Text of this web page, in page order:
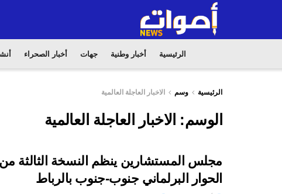
الرئيسية أخبار وطنية جهات أخبار الصحراء
الرئيسية وسم الاخبار العاجلة العالمية
الوسم: الاخبار العاجلة العالمية
مجلس المستشارين ينظم النسخة الثالثة
الحوار البرلماني جنوب-جنوب بالرباط